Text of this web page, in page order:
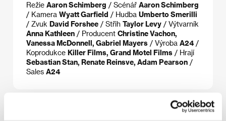
Režie Aaron Schimberg / Scénář Aaron Schimberg
/ Kamera Wyatt Garfield / Hudba Umberto Smerilli
/ Zvuk David Forshee / Střih Taylor Levy / Výtvarník
Anna Kathleen / Producent Christine Vachon,
Vanessa McDonnell, Gabriel Mayers / Výroba A24 /
Koprodukce Killer Films, Grand Motel Films / Hrají
Sebastian Stan, Renate Reinsve, Adam Pearson /
Sales A24